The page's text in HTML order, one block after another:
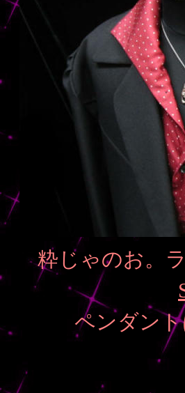
粋じゃのお。
ペンダン